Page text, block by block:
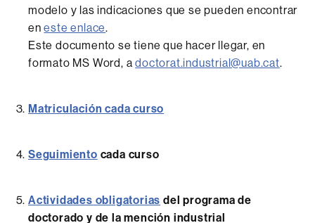
modelo y las indicaciones que se pueden encontrar
eneste enlace.
Este documento se tiene que hacer llegar, en
formato MS Word, adoctorat.industrial@uab.cat.
Matriculación cada curso
Seguimiento cada curso
Actividades obligatorias del programa de
doctorado y de la mención industrial